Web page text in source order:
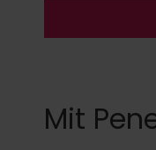
Mit